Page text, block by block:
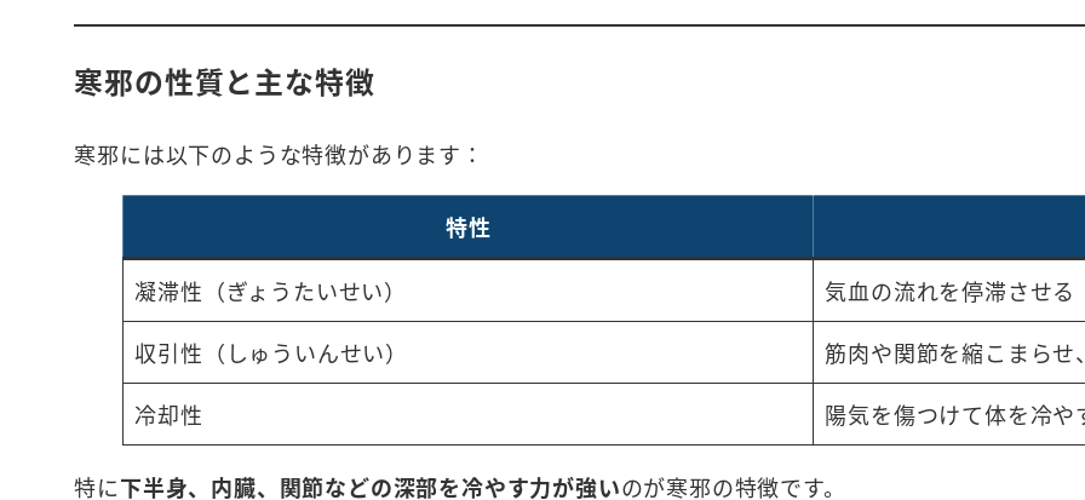
寒邪の性質と主な特徴
寒邪には以下のような特徴があります：
特性
凝滞性（ぎょうたいせい）
気血の流れを停滞させる
収引性（しゅういんせい）
筋肉や関節を縮こまらせ
冷却性
陽気を傷つけて体を冷や
特に下半身、内臓、関節などの深部を冷やす力が強いのが寒邪の特徴です。